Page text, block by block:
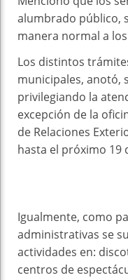
alumbrado público,
manera normal a
Los distintos
municipales, anotó,
privilegiando la
excepción de la
de Relaciones
hasta el próximo 19
Igualmente, como
administrativas se
actividades en:
centros de